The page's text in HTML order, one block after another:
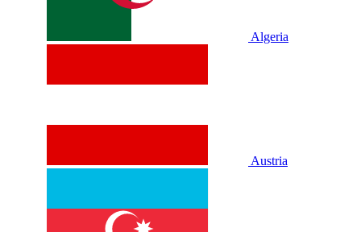
Algeria
Austria